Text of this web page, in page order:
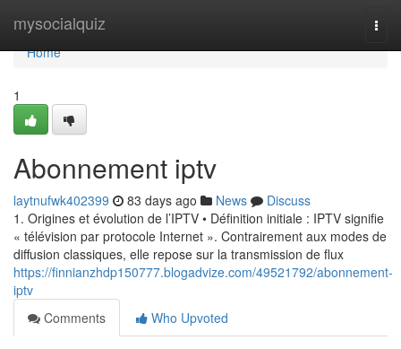
mysocialquiz
Home
Home
1
Abonnement iptv
laytnufwk402399 83 days ago News
Discuss
1. Origines et évolution de l’IPTV • Définition initiale : IPTV signifie
« télévision par protocole Internet ». Contrairement aux modes de
diffusion classiques, elle repose sur la transmission de flux
https://finnianzhdp150777.blogadvize.com/49521792/abonnement-
iptv
Comments
Who Upvoted